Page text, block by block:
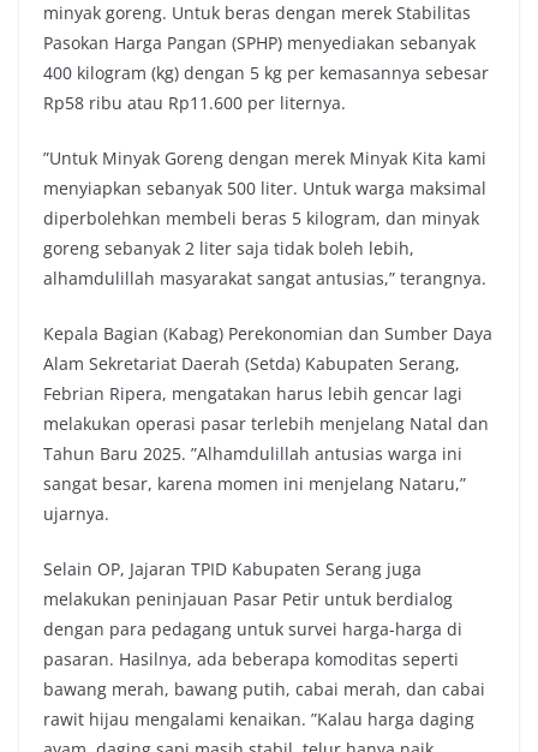
minyak goreng. Untuk beras dengan merek Stabilitas
Pasokan Harga Pangan (SPHP) menyediakan sebanyak
400 kilogram (kg) dengan 5 kg per kemasannya sebesar
Rp58 ribu atau Rp11.600 per liternya.
”Untuk Minyak Goreng dengan merek Minyak Kita kami
menyiapkan sebanyak 500 liter. Untuk warga maksimal
diperbolehkan membeli beras 5 kilogram, dan minyak
goreng sebanyak 2 liter saja tidak boleh lebih,
alhamdulillah masyarakat sangat antusias,” terangnya.
Kepala Bagian (Kabag) Perekonomian dan Sumber Daya
Alam Sekretariat Daerah (Setda) Kabupaten Serang,
Febrian Ripera, mengatakan harus lebih gencar lagi
melakukan operasi pasar terlebih menjelang Natal dan
Tahun Baru 2025. ”Alhamdulillah antusias warga ini
sangat besar, karena momen ini menjelang Nataru,”
ujarnya.
Selain OP, Jajaran TPID Kabupaten Serang juga
melakukan peninjauan Pasar Petir untuk berdialog
dengan para pedagang untuk survei harga-harga di
pasaran. Hasilnya, ada beberapa komoditas seperti
bawang merah, bawang putih, cabai merah, dan cabai
rawit hijau mengalami kenaikan. ”Kalau harga daging